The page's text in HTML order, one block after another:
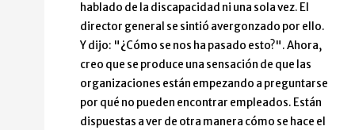
hablado de la discapacidad ni una sola vez. El
director general se sintió avergonzado por ello.
Y dijo: "¿Cómo se nos ha pasado esto?". Ahora,
creo que se produce una sensación de que las
organizaciones están empezando a preguntarse
por qué no pueden encontrar empleados. Están
dispuestas a ver de otra manera cómo se hace el